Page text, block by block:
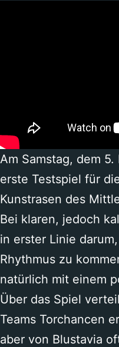
Am Samstag, dem
erste Testspiel für
Kunstrasen des
Bei klaren, jedoch
in erster Linie
Rhythmus zu
natürlich mit einem
Über das Spiel
Teams Torchancen
aber von Blustavia